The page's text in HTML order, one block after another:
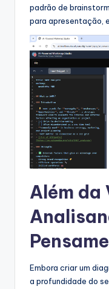
padrão de
para apresentação,
Além da
Embora criar um
a profundidade do